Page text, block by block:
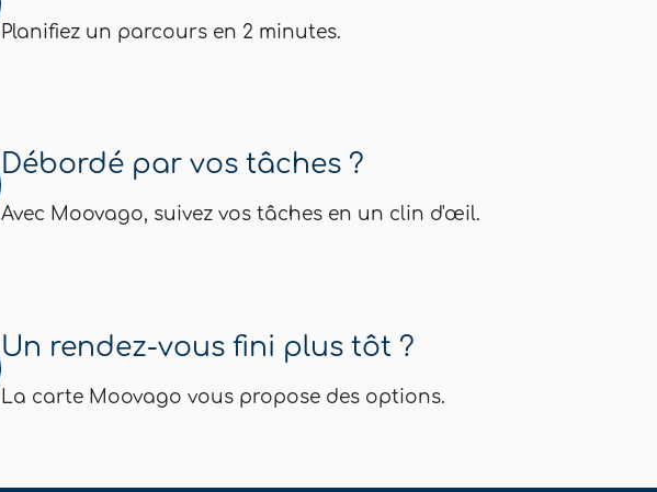
Planifiez un parcours en 2 minutes.
Débordé par vos tâches ?
Avec Moovago, suivez vos tâches en un clin d'œil.
Un rendez-vous fini plus tôt ?
La carte Moovago vous propose des options.